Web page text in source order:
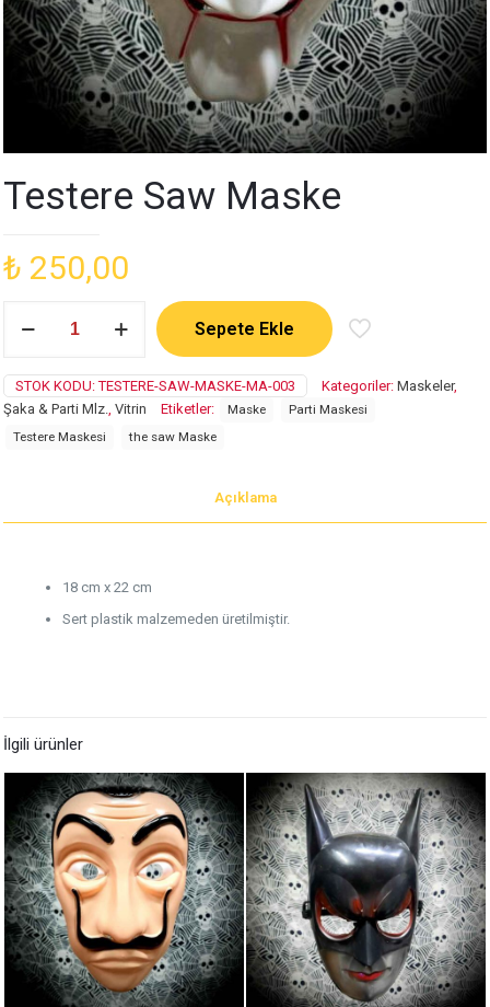
Testere Saw Maske
₺ 250,00
Saw
adet
Sepete Ekle
STOK KODU:TESTERE-SAW-MASKE-MA-003 Kategoriler: Maskeler,
Şaka & Parti Mlz. Vitrin Etiketler: Maske
Parti Maskesi
Testere Maskesi
the saw Maske
Açıklama
18 cm x 22 cm
Sert plastik malzemeden üretilmiştir.
İlgili ürünler